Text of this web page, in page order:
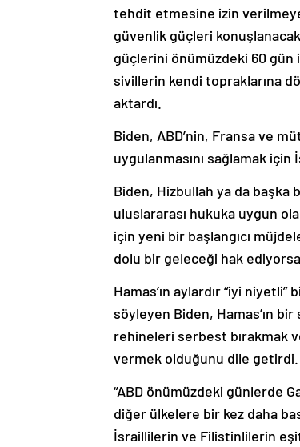
tehdit etmesine izin
güvenlik güçleri
güçlerini önümüzdeki 60
sivillerin kendi topraklarına
aktardı.
Biden, ABD’nin, Fransa ve
uygulanmasını sağlamak
Biden, Hizbullah ya da başka
uluslararası hukuka uygun
için yeni bir başlangıcı
dolu bir geleceği hak
Hamas’ın aylardır “iyi
söyleyen Biden, Hamas’ın
rehineleri serbest bırakmak
vermek olduğunu dile getirdi.
“ABD önümüzdeki günlerde
diğer ülkelere bir kez daha
İsraillilerin ve Filistinlilerin